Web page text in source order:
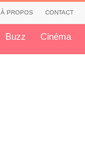
À PROPOS CONTACT
Buzz Cinéma